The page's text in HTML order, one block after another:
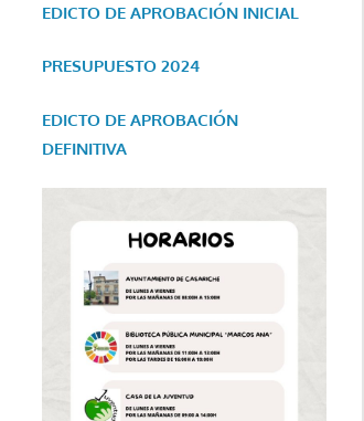
EDICTO DE APROBACIÓN INICIAL
PRESUPUESTO 2024
EDICTO DE APROBACIÓN
DEFINITIVA